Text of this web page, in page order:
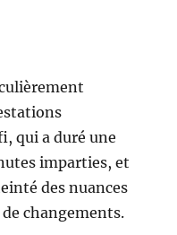
qui a duré une
imparties, et
des nuances
changements.